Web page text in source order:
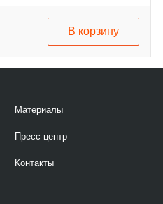
В корзину
Материалы
Пресс-центр
Контакты